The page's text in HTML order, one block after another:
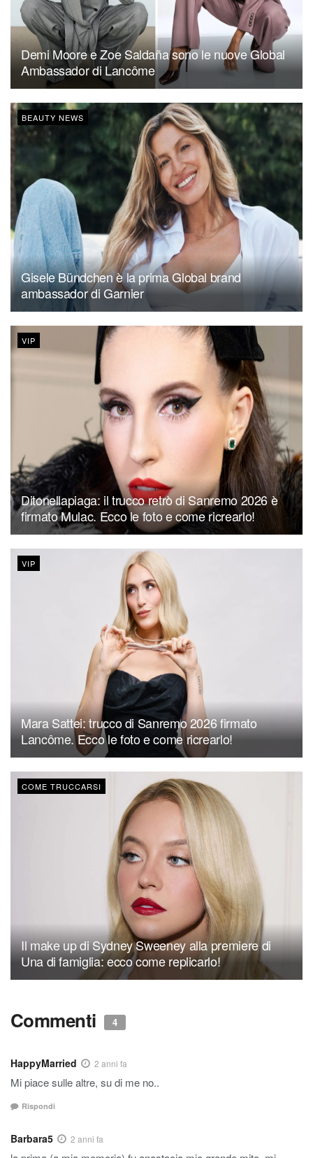
Demi Moore e Zoe Saldaña sono le nuove Global
Ambassador di Lancôme
BEAUTY NEWS
Gisele Bündchen è la prima Global brand
ambassador di Garnier
VIP
Ditonellapiaga: il trucco retrò di Sanremo 2026 è
firmato Mulac. Ecco le foto e come ricrearlo!
VIP
Mara Sattei: trucco di Sanremo 2026 firmato
Lancôme. Ecco le foto e come ricrearlo!
COME TRUCCARSI
Il make up di Sydney Sweeney alla premiere di
Una di famiglia: ecco come replicarlo!
Commenti 4
HappyMarried 2 anni fa
Mi piace sulle altre, su di me no..
Rispondi
Barbara5 2 anni fa